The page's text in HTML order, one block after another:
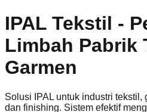
IPAL Tekstil -
Limbah Pabrik
Garmen
Solusi IPAL untuk industri tekstil,
dan finishing. Sistem efektif